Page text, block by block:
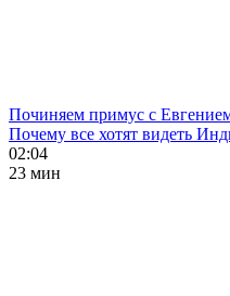
Починяем примус с
Почему все хотят видеть
02:04
23 мин